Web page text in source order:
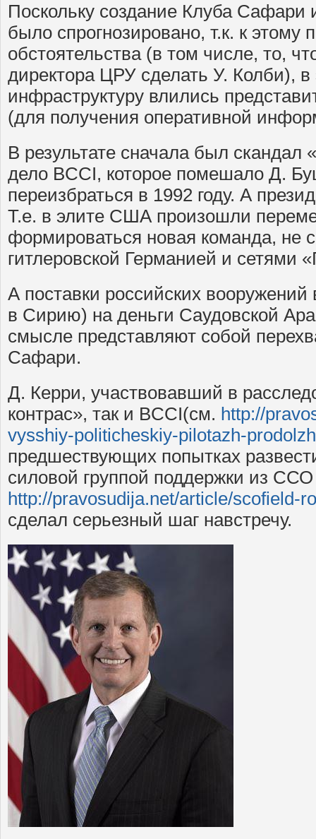
Поскольку создание Клуба Сафари
было спрогнозировано, т.к. к этому
обстоятельства (в том числе, то,
директора ЦРУ сделать У. Колби),
инфраструктуру влились
(для получения оперативной
В результате сначала был скандал
дело BCCI, которое помешало Д.
переизбраться в 1992 году. А
Т.е. в элите США произошли
формироваться новая команда, не
гитлеровской Германией и сетями
А поставки российских вооружений
в Сирию) на деньги Саудовской
смысле представляют собой
Сафари.
Д. Керри, участвовавший в
контрас», так и BCCI(см. http://
vysshiy-politicheskiy-pilotazh-
предшествующих попытках
силовой группой поддержки из
http://pravosudija.net/article/scofield-
сделал серьезный шаг навстречу.